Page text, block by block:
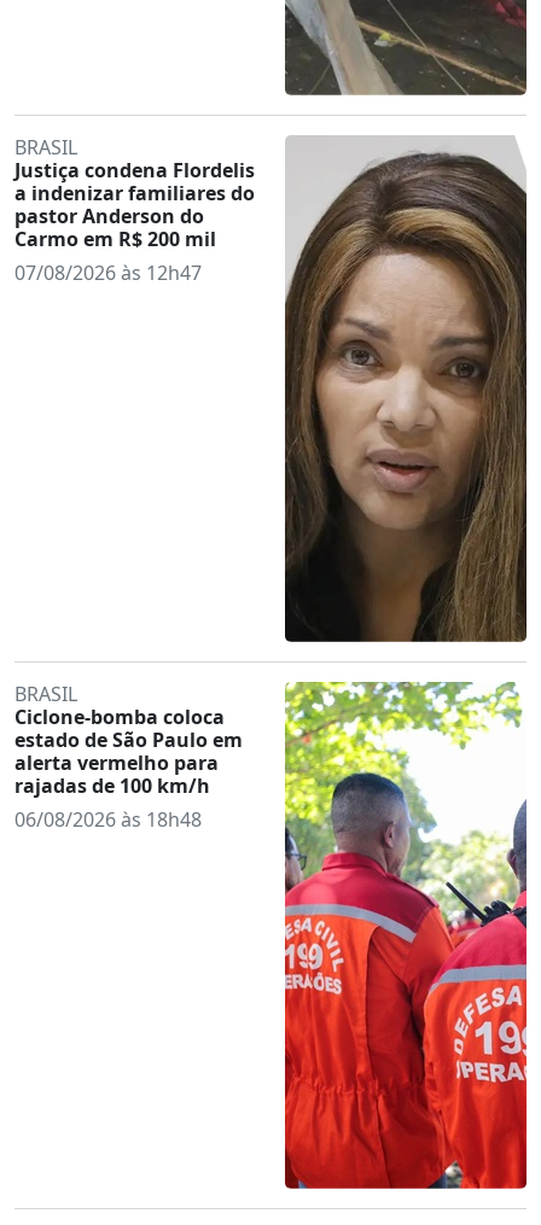
BRASIL
Justiça condena Flordelis
a indenizar familiares do
pastor Anderson do
Carmo em R$ 200 mil
07/08/2026 às 12h47
BRASIL
Ciclone-bomba coloca
estado de São Paulo em
alerta vermelho para
rajadas de 100 km/h
06/08/2026 às 18h48